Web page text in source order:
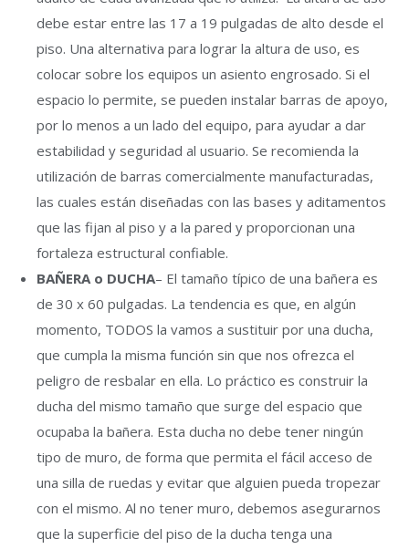
debe estar entre las 17 a 19 pulgadas de alto desde el
piso. Una alternativa para lograr la altura de uso, es
colocar sobre los equipos un asiento engrosado. Si el
espacio lo permite, se pueden instalar barras de apoyo,
por lo menos a un lado del equipo, para ayudar a dar
estabilidad y seguridad al usuario. Se recomienda la
utilización de barras comercialmente manufacturadas,
las cuales están diseñadas con las bases y aditamentos
que las fijan al piso y a la pared y proporcionan una
fortaleza estructural confiable.
BAÑERA o DUCHA– El tamaño típico de una bañera es
de 30 x 60 pulgadas. La tendencia es que, en algún
momento, TODOS la vamos a sustituir por una ducha,
que cumpla la misma función sin que nos ofrezca el
peligro de resbalar en ella. Lo práctico es construir la
ducha del mismo tamaño que surge del espacio que
ocupaba la bañera. Esta ducha no debe tener ningún
tipo de muro, de forma que permita el fácil acceso de
una silla de ruedas y evitar que alguien pueda tropezar
con el mismo. Al no tener muro, debemos asegurarnos
que la superficie del piso de la ducha tenga una